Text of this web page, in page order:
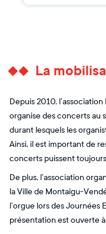
La
Depuis 2010,
organise des concerts au
durant lesquels les
Ainsi, il est important de
concerts puissent
De plus, l’association
la Ville de Montaigu-
l’orgue lors des
présentation est ouverte